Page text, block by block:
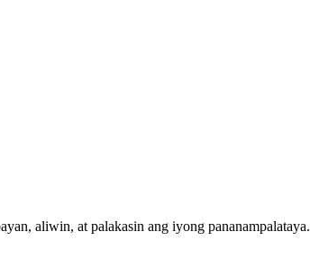
aliwin, at palakasin ang iyong pananampalataya.